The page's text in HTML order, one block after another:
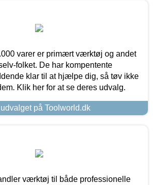
varer er primært værktøj og andet
folket. De har kompentente
klar til at hjælpe dig, så tøv ikke
Klik her for at se deres udvalg.
på Toolworld.dk
værktøj til både professionelle